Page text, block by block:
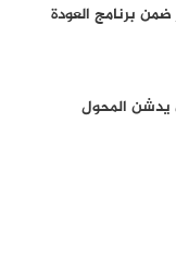
مصر ضمن برنامج العودة
يدشن المحول